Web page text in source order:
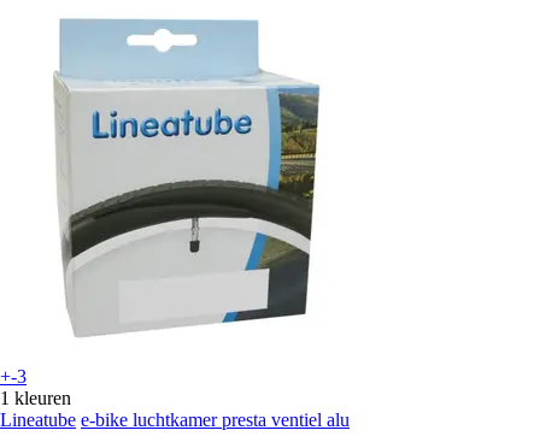
+-3
1 kleuren
Lineatube e-bike luchtkamer presta ventiel alu